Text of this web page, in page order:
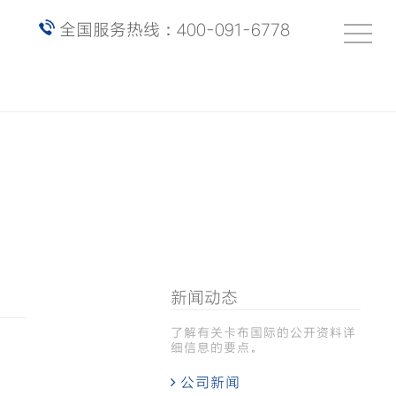
全国服务热线：400-091-6778
新闻动态
了解有关卡布国际的公开资料详
细信息的要点。
公司新闻